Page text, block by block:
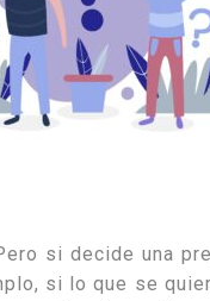
si decide una
si lo que se